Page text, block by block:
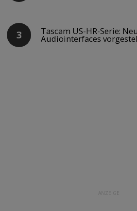
Tascam US-HR-Serie:
Audiointerfaces
ANZEIGE